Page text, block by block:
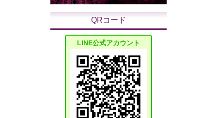
QRコード
LINE公式アカウント